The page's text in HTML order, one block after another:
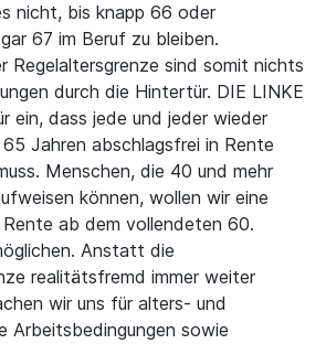
nicht, bis knapp 66 oder
67 im Beruf zu bleiben.
Regelaltersgrenze sind somit nichts
durch die Hintertür. DIE LINKE
ein, dass jede und jeder wieder
Jahren abschlagsfrei in Rente
Menschen, die 40 und mehr
können, wollen wir eine
ab dem vollendeten 60.
Anstatt die
realitätsfremd immer weiter
wir uns für alters- und
Arbeitsbedingungen sowie